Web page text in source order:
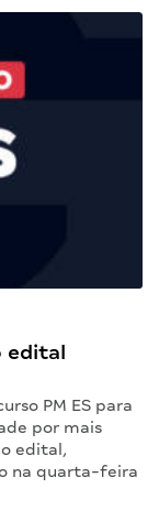
edital
PM ES para
por mais
edital,
na quarta-feira